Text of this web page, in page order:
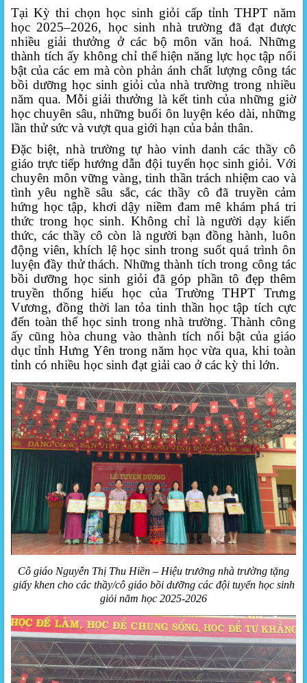
Tại Kỳ thi chọn học sinh giỏi cấp tỉnh THPT năm
học 2025–2026, học sinh nhà trường đã đạt được
nhiều giải thưởng ở các bộ môn văn hoá. Những
thành tích ấy không chỉ thể hiện năng lực học tập nổi
bật của các em mà còn phản ánh chất lượng công tác
bồi dưỡng học sinh giỏi của nhà trường trong nhiều
năm qua. Mỗi giải thưởng là kết tinh của những giờ
học chuyên sâu, những buổi ôn luyện kéo dài, những
lần thử sức và vượt qua giới hạn của bản thân.
Đặc biệt, nhà trường tự hào vinh danh các thầy cô
giáo trực tiếp hướng dẫn đội tuyển học sinh giỏi. Với
chuyên môn vững vàng, tinh thần trách nhiệm cao và
tình yêu nghề sâu sắc, các thầy cô đã truyền cảm
hứng học tập, khơi dậy niềm đam mê khám phá tri
thức trong học sinh. Không chỉ là người dạy kiến
thức, các thầy cô còn là người bạn đồng hành, luôn
động viên, khích lệ học sinh trong suốt quá trình ôn
luyện đầy thử thách. Những thành tích trong công tác
bồi dưỡng học sinh giỏi đã góp phần tô đẹp thêm
truyền thống hiếu học của Trường THPT Trưng
Vương, đồng thời lan tỏa tinh thần học tập tích cực
đến toàn thể học sinh trong nhà trường. Thành công
ấy cũng hòa chung vào thành tích nổi bật của giáo
dục tỉnh Hưng Yên trong năm học vừa qua, khi toàn
tỉnh có nhiều học sinh đạt giải cao ở các kỳ thi lớn.
Cô giáo Nguyễn Thị Thu Hiền – Hiệu trưởng nhà trường tặng
giấy khen cho các thầy/cô giáo bồi dưỡng các đội tuyển học sinh
giỏi năm học 2025-2026